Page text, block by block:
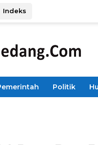
Indeks
Politik